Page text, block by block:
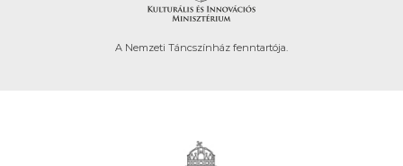
A Nemzeti Táncszínház fenntartója.